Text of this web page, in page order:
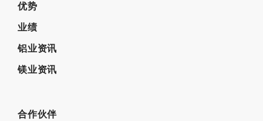
优势
业绩
铝业资讯
镁业资讯
合作伙伴